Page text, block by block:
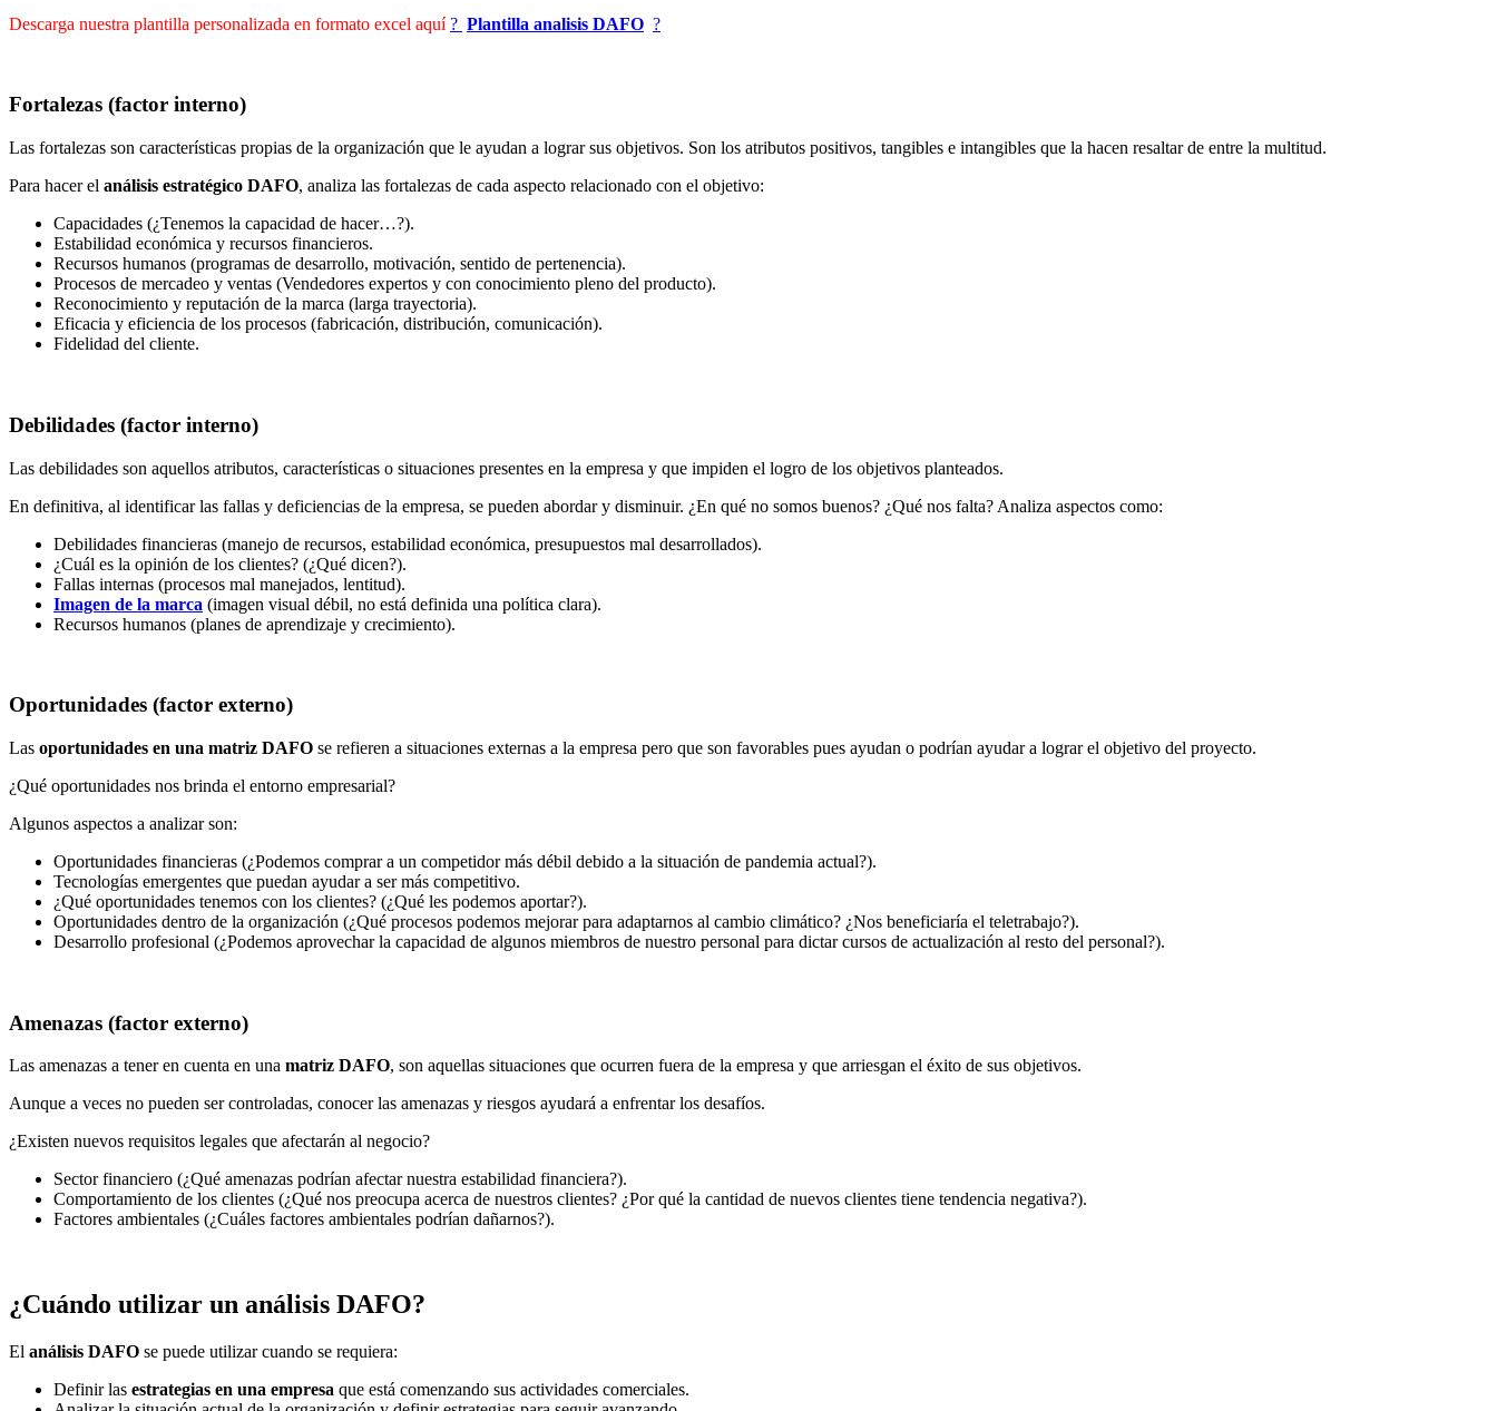
Descarga nuestra plantilla personalizada en formato excel aquí ? Plantilla analisis DAFO ?
Fortalezas (factor interno)
Las fortalezas son características propias de la organización que le ayudan a lograr sus objetivos. Son los atributos positivos, tangibles e intangibles que la hacen resaltar de entre la multitud.
Para hacer el análisis estratégico DAFO, analiza las fortalezas de cada aspecto relacionado con el objetivo:
Capacidades (¿Tenemos la capacidad de hacer…?).
Estabilidad económica y recursos financieros.
Recursos humanos (programas de desarrollo, motivación, sentido de pertenencia).
Procesos de mercadeo y ventas (Vendedores expertos y con conocimiento pleno del producto).
Reconocimiento y reputación de la marca (larga trayectoria).
Eficacia y eficiencia de los procesos (fabricación, distribución, comunicación).
Fidelidad del cliente.
Debilidades (factor interno)
Las debilidades son aquellos atributos, características o situaciones presentes en la empresa y que impiden el logro de los objetivos planteados.
En definitiva, al identificar las fallas y deficiencias de la empresa, se pueden abordar y disminuir. ¿En qué no somos buenos? ¿Qué nos falta? Analiza aspectos como:
Debilidades financieras (manejo de recursos, estabilidad económica, presupuestos mal desarrollados).
¿Cuál es la opinión de los clientes? (¿Qué dicen?).
Fallas internas (procesos mal manejados, lentitud).
Imagen de la marca (imagen visual débil, no está definida una política clara).
Recursos humanos (planes de aprendizaje y crecimiento).
Oportunidades (factor externo)
Las oportunidades en una matriz DAFO se refieren a situaciones externas a la empresa pero que son favorables pues ayudan o podrían ayudar a lograr el objetivo del proyecto.
¿Qué oportunidades nos brinda el entorno empresarial?
Algunos aspectos a analizar son:
Oportunidades financieras (¿Podemos comprar a un competidor más débil debido a la situación de pandemia actual?).
Tecnologías emergentes que puedan ayudar a ser más competitivo.
¿Qué oportunidades tenemos con los clientes? (¿Qué les podemos aportar?).
Oportunidades dentro de la organización (¿Qué procesos podemos mejorar para adaptarnos al cambio climático? ¿Nos beneficiaría el teletrabajo?).
Desarrollo profesional (¿Podemos aprovechar la capacidad de algunos miembros de nuestro personal para dictar cursos de actualización al resto del personal?).
Amenazas (factor externo)
Las amenazas a tener en cuenta en una matriz DAFO, son aquellas situaciones que ocurren fuera de la empresa y que arriesgan el éxito de sus objetivos.
Aunque a veces no pueden ser controladas, conocer las amenazas y riesgos ayudará a enfrentar los desafíos.
¿Existen nuevos requisitos legales que afectarán al negocio?
Sector financiero (¿Qué amenazas podrían afectar nuestra estabilidad financiera?).
Comportamiento de los clientes (¿Qué nos preocupa acerca de nuestros clientes? ¿Por qué la cantidad de nuevos clientes tiene tendencia negativa?).
Factores ambientales (¿Cuáles factores ambientales podrían dañarnos?).
¿Cuándo utilizar un análisis DAFO?
El análisis DAFO se puede utilizar cuando se requiera:
Definir las estrategias en una empresa que está comenzando sus actividades comerciales.